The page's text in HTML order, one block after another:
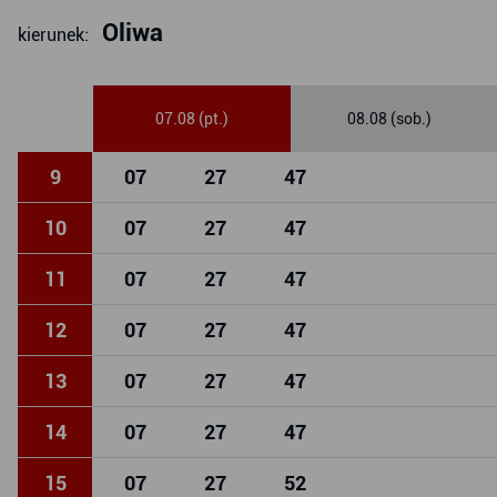
kierunek: Oliwa
07.08 (pt.) 08.08 (sob.)
9 07 27 47
10 07 27 47
11 07 27 47
12 07 27 47
13 07 27 47
14 07 27 47
15 07 27 52